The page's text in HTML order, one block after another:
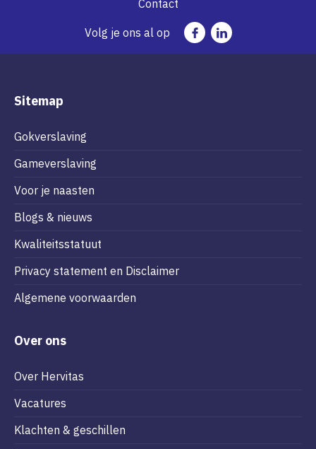
Contact
Volg je ons al op
Sitemap
Gokverslaving
Gameverslaving
Voor je naasten
Blogs & nieuws
Kwaliteitsstatuut
Privacy statement en Disclaimer
Algemene voorwaarden
Over ons
Over Hervitas
Vacatures
Klachten & geschillen